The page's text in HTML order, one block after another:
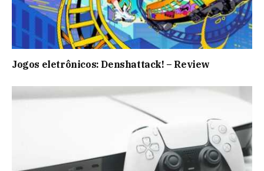
Jogos eletrônicos: Denshattack! – Review